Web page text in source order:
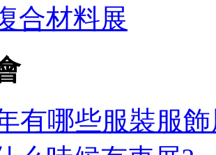
合材料展
有哪些服裝服